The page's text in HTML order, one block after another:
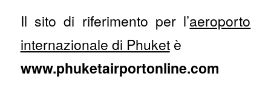
Il sito di riferimento per l’aeroporto
internazionale di Phuketè
www.phuketairportonline.com